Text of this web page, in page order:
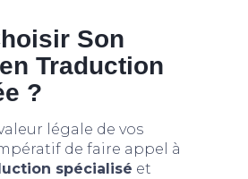
Son
Traduction
?
légale de vos
de faire appel à
spécialisé et